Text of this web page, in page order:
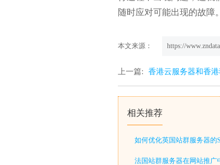
随时应对可能出现的故障
本文来源： https://
上一篇: 香港云服务器和香
相关推荐
如何优化英国站群服务器的
法国站群服务器在网站推广